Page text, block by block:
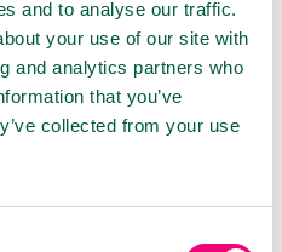
and to analyse our traffic.
your use of our site with
and analytics partners who
that you’ve
collected from your use
způsobují virové
způsob, kterým
virům a zároveň